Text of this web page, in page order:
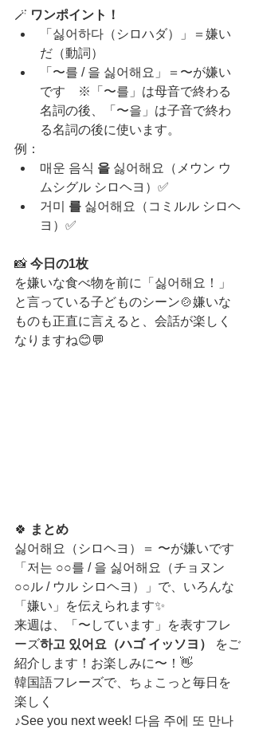
🪄 ワンポイント！
「싫어하다（シロハダ）」＝嫌い
だ（動詞）
「〜를 / 을 싫어해요」＝〜が嫌い
です ※「〜를」は母音で終わる
名詞の後、「〜을」は子音で終わ
る名詞の後に使います。
例：
매운 음식 을 싫어해요（メウン ウ
ムシグル シロヘヨ）✅
거미 를 싫어해요（コミルル シロヘ
ヨ）✅
📸 今日の1枚
を嫌いな食べ物を前に「싫어해요！」
と言っている子どものシーン🍲嫌いな
ものも正直に言えると、会話が楽しく
なりますね😊💬
🍀 まとめ
싫어해요（シロヘヨ）＝ 〜が嫌いです
「저는 ○○를 / 을 싫어해요（チョヌン
○○ル / ウル シロヘヨ）」で、いろんな
「嫌い」を伝えられます✨
来週は、「〜しています」を表すフレ
ーズ하고 있어요（ハゴ イッソヨ）
をご
紹介します！お楽しみに〜！👋
韓国語フレーズで、ちょこっと毎日を
楽しく
♪See you next week! 다음 주에 또 만나